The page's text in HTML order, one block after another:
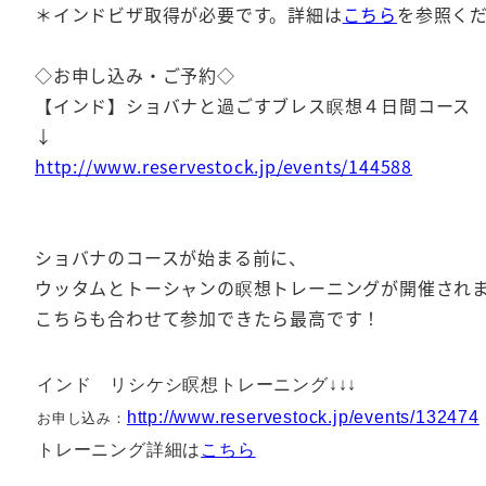
＊インドビザ取得が必要です。詳細はこちらを参照く
◇お申し込み・ご予約◇
【インド】ショバナと過ごすブレス瞑想４日間コース
↓
http://www.reservestock.jp/events/144588
ショバナのコースが始まる前に、
ウッタムとトーシャンの瞑想トレーニングが開催されま
こちらも合わせて参加できたら最高です！
インド リシケシ瞑想トレーニング↓↓↓
お申し込み： http://www.reservestock.jp/events/132474
トレーニング詳細は こちら